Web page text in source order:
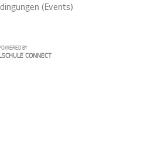
(Events)
BY
CONNECT